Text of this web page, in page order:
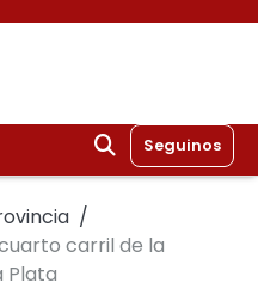
Seguinos
carril de la
Plata